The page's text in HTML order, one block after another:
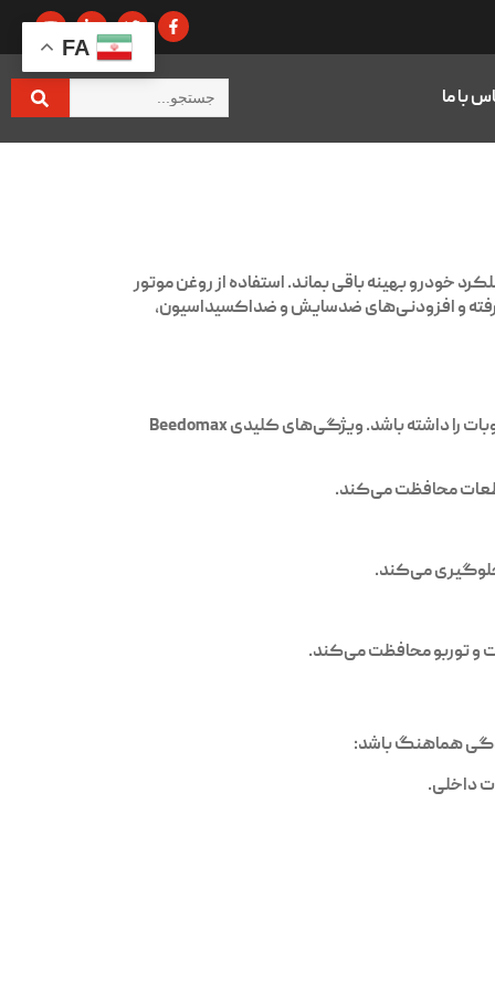
با ما
عملکرد خودرو بهینه باقی بماند. استفاده از روغن موتور
و افزودنی‌های ضدسایش و ضداکسیداسیون،
را داشته باشد. ویژگی‌های کلیدیBeedomax
قطعات محافظت می‌کند.
جلوگیری می‌کند.
داخلی.
FA